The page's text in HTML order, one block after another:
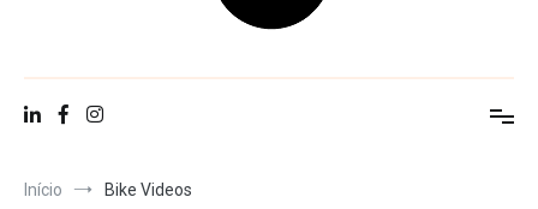
Go By Bike
Início Bike Videos